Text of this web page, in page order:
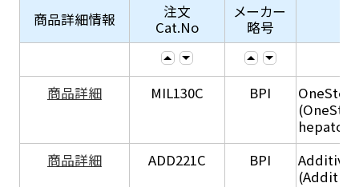
商品詳細情報
注文
Cat.No
メーカー
略号
商品詳細 MIL130C BPI
商品詳細
ADD221C BPI